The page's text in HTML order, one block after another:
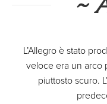
L’Allegro è stato
veloce era un arco
piuttosto scuro.